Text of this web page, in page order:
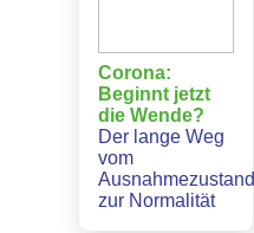
Corona:
Beginnt jetzt
die Wende?
Der lange Weg
vom
Ausnahmezustand
zur Normalität